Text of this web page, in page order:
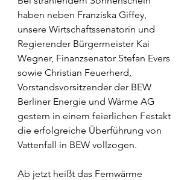
haben neben Franziska Giffey,
unsere Wirtschaftssenatorin und
Regierender Bürgermeister Kai
Wegner, Finanzsenator Stefan Evers
sowie Christian Feuerherd,
Vorstandsvorsitzender der BEW
Berliner Energie und Wärme AG
gestern in einem feierlichen Festakt
die erfolgreiche Überführung von
Vattenfall in BEW vollzogen.
Ab jetzt heißt das Fernwärme